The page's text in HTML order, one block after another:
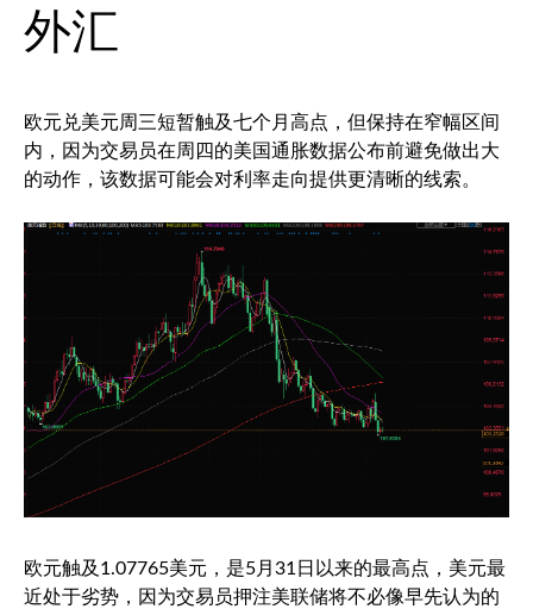
外汇
欧元兑美元周三短暂触及七个月高点，但保持在窄幅区间
内，因为交易员在周四的美国通胀数据公布前避免做出大
的动作，该数据可能会对利率走向提供更清晰的线索。
欧元触及1.07765美元，是5月31日以来的最高点，美元最
近处于劣势，因为交易员押注美联储将不必像早先认为的